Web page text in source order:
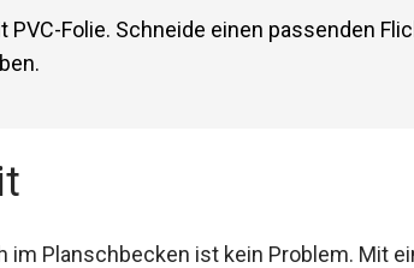
PVC-Folie. Schneide einen passenden
im Planschbecken ist kein Problem. Mit